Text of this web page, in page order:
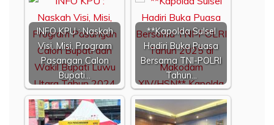
INFO KPU : Naskah
Visi, Misi, Program
Pasangan Calon
Bupati…
**Kapolda Sulsel
Hadiri Buka Puasa
Bersama TNI-POLRI
Tahun…